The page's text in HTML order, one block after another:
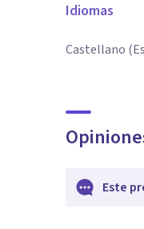
Idiomas
Castellano
Este